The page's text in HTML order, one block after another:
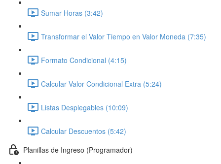
Sumar Horas (3:42)
Transformar el Valor Tiempo en Valor Moneda (7:35)
Formato Condicional (4:15)
Calcular Valor Condicional Extra (5:24)
Listas Desplegables (10:09)
Calcular Descuentos (5:42)
Planillas de Ingreso (Programador)